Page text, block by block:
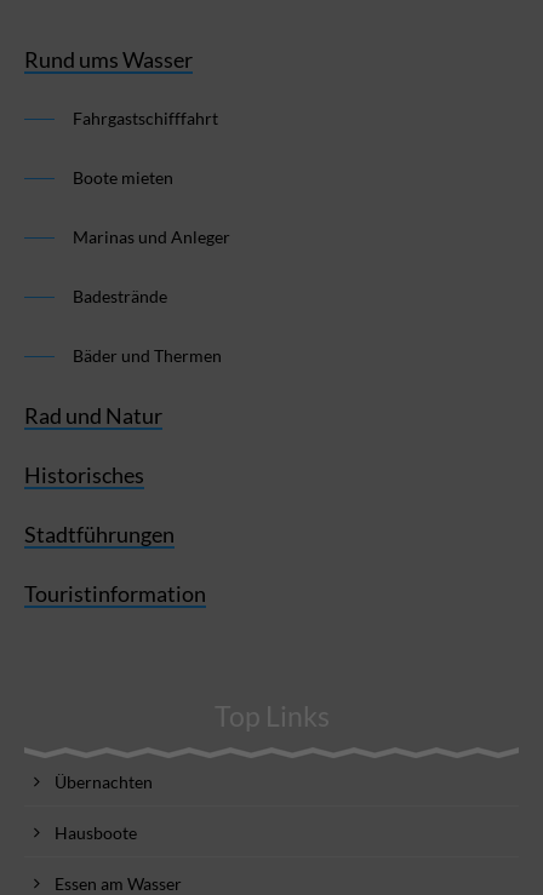
Rund ums Wasser
Fahrgastschifffahrt
Boote mieten
Marinas und Anleger
Badestrände
Bäder und Thermen
Rad und Natur
Historisches
Stadtführungen
Touristinformation
Top Links
Übernachten
Hausboote
Essen am Wasser